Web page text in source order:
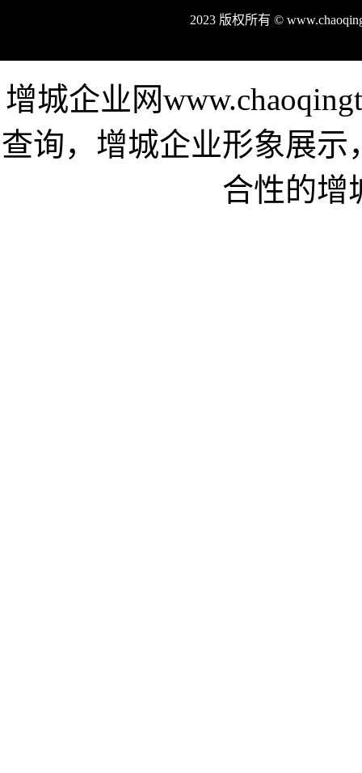
2023 版权所有 ©
增城企业网
查询，增城企业形象展
合性的增